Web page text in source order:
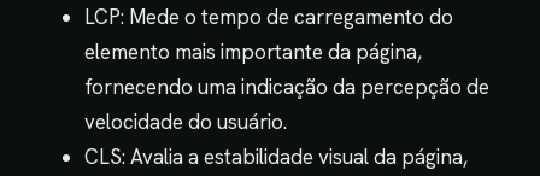
LCP: Mede o tempo de carregamento do
elemento mais importante da página,
fornecendo uma indicação da percepção de
velocidade do usuário.
CLS: Avalia a estabilidade visual da página,